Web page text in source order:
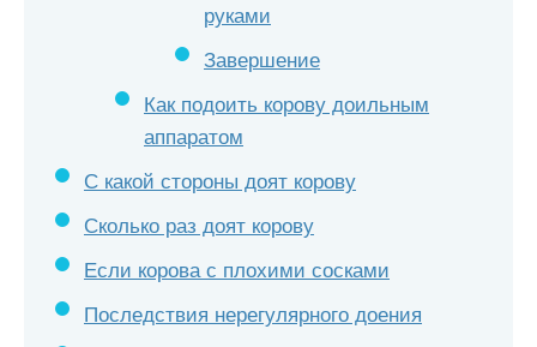
руками
Завершение
Как подоить корову доильным
аппаратом
С какой стороны доят корову
Сколько раз доят корову
Если корова с плохими сосками
Последствия нерегулярного доения